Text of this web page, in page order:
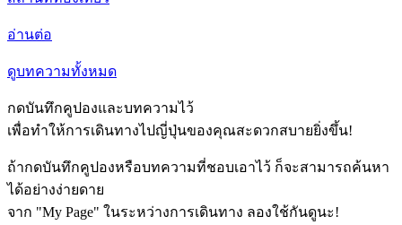
อ่านต่อ
ดูบทความทั้งหมด
กดบันทึกคูปองและบทความไว้
เพื่อทำให้การเดินทางไปญี่ปุ่นของคุณสะดวกสบายยิ่งขึ้น!
ถ้ากดบันทึกคูปองหรือบทความที่ชอบเอาไว้ ก็จะสามารถค้นหา
ได้อย่างง่ายดาย
จาก "My Page" ในระหว่างการเดินทาง ลองใช้กันดูนะ!